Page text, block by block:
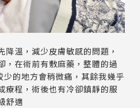
降溫，減少皮膚敏感的問題，
，在術前有敷麻藥，整體的過
的地方會稍微痛，其餘我幾乎
療程，術後也有冷卻鎮靜的服
舒適